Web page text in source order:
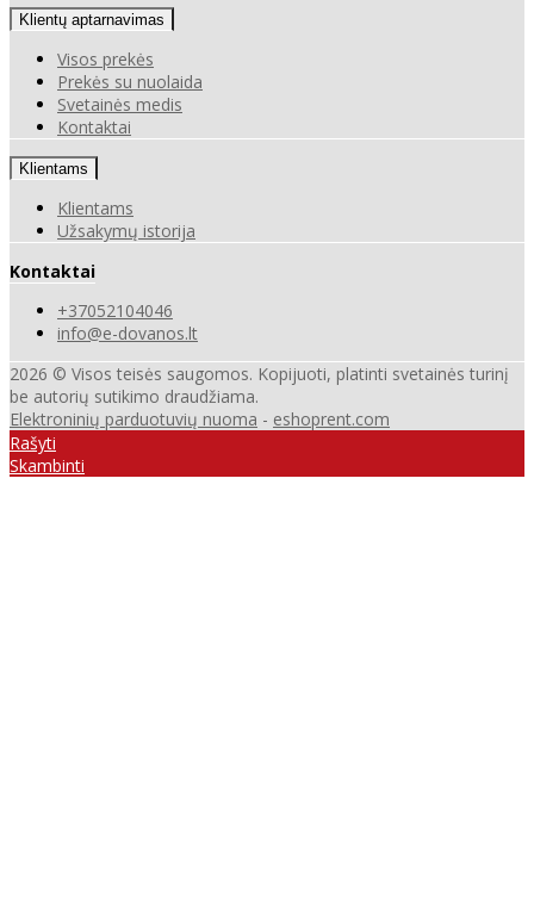
Klientų aptarnavimas
Visos prekės
Prekės su nuolaida
Svetainės medis
Kontaktai
Klientams
Klientams
Užsakymų istorija
Kontaktai
+37052104046
info@e-dovanos.lt
2026 © Visos teisės saugomos. Kopijuoti, platinti svetainės turinį
be autorių sutikimo draudžiama.
Elektroninių parduotuvių nuoma - eshoprent.com
Rašyti
Skambinti